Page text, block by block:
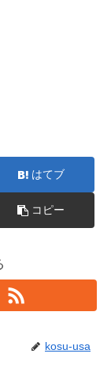
はてブ
コピー
kosu-usa